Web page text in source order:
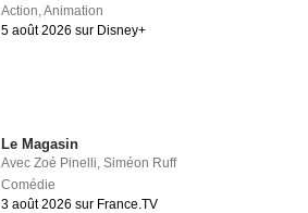
Action,Animation
5 août 2026 sur Disney+
Le Magasin
AvecZoé Pinelli ,Siméon Ruff
Comédie
3 août 2026 sur France.TV